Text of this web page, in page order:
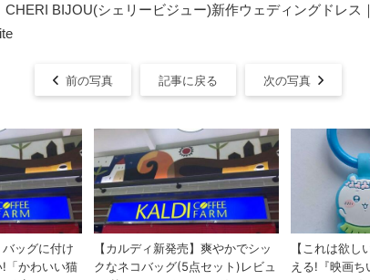
CHERI BIJOU(シェリービジュー)新作ウェディングドレス｜
前の写真 記事に戻る 次の写真